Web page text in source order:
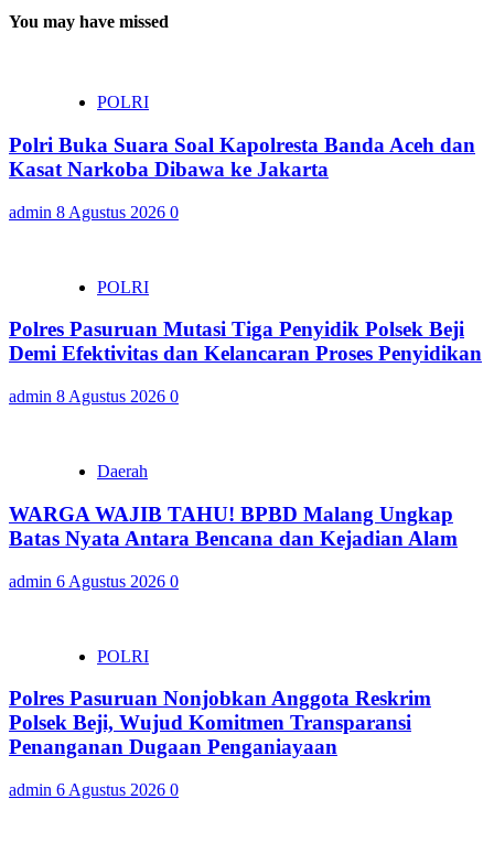
You may have missed
POLRI
Polri Buka Suara Soal Kapolresta Banda Aceh dan
Kasat Narkoba Dibawa ke Jakarta
admin 8 Agustus 2026 0
POLRI
Polres Pasuruan Mutasi Tiga Penyidik Polsek Beji
Demi Efektivitas dan Kelancaran Proses Penyidikan
admin 8 Agustus 2026 0
Daerah
WARGA WAJIB TAHU! BPBD Malang Ungkap
Batas Nyata Antara Bencana dan Kejadian Alam
admin 6 Agustus 2026 0
POLRI
Polres Pasuruan Nonjobkan Anggota Reskrim
Polsek Beji, Wujud Komitmen Transparansi
Penanganan Dugaan Penganiayaan
admin 6 Agustus 2026 0